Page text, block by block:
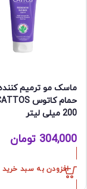
ماسک مو ترمیم
200 میلی لیتر
304,000 تومان
افزودن به سبد خرید